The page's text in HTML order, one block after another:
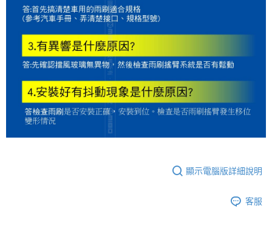
顯示電腦版詳細說明
客服